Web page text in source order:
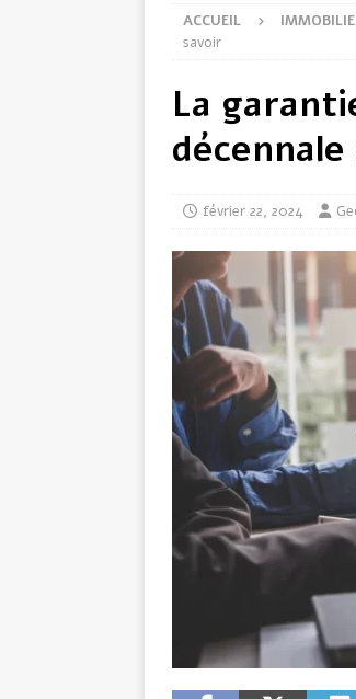
ACCUEIL
savoir
La
février 22, 2024